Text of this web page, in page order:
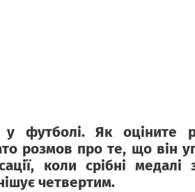
футболі. Як оціните
розмов про те, що він
коли срібні
четвертим.